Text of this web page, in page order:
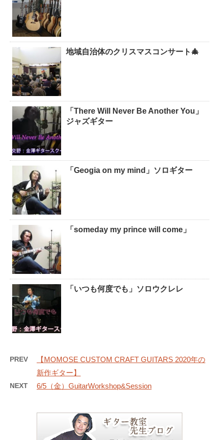
地域自治体のクリスマスコンサート🎄
「There Will Never Be Another You」
ジャズギター
「Geogia on my mind」ソロギター
「someday my prince will come」
「いつも何度でも」ソロウクレレ
PREV
【MOMOSE CUSTOM CRAFT GUITARS 2020年の
新作ギター】
NEXT 6/5（金）GuitarWorkshop&Session